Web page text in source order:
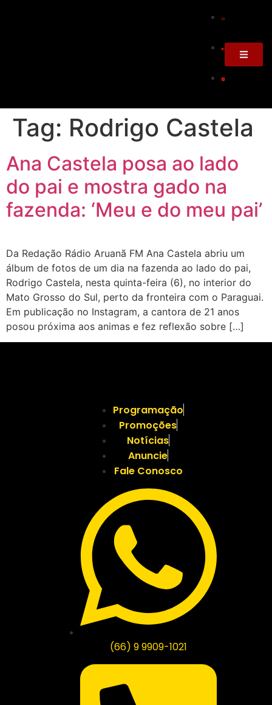
Tag: Rodrigo Castela
Ana Castela posa ao lado
do pai e mostra gado na
fazenda: ‘Meu e do meu pai’
Da Redação Rádio Aruanã FM Ana Castela abriu um
álbum de fotos de um dia na fazenda ao lado do pai,
Rodrigo Castela, nesta quinta-feira (6), no interior do
Mato Grosso do Sul, perto da fronteira com o Paraguai.
Em publicação no Instagram, a cantora de 21 anos
posou próxima aos animas e fez reflexão sobre […]
Programação
Promoções
Notícias
Anuncie
Fale Conosco
(66) 9 9909-1021